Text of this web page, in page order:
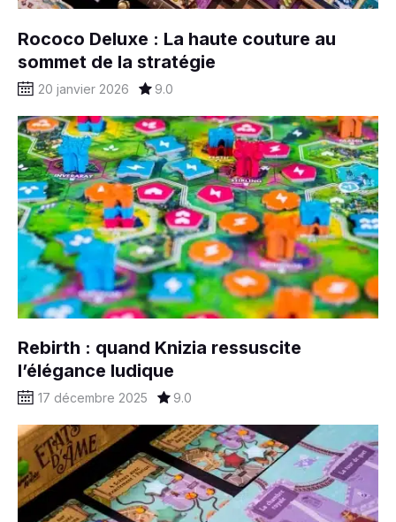
Rococo Deluxe : La haute couture au
sommet de la stratégie
20 janvier 2026 9.0
Rebirth : quand Knizia ressuscite
l’élégance ludique
17 décembre 2025 9.0